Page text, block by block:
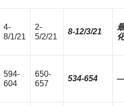
4-
8/1/21
2-
5/2/21
8-12/3/21
594-
604
650-
657
534-654